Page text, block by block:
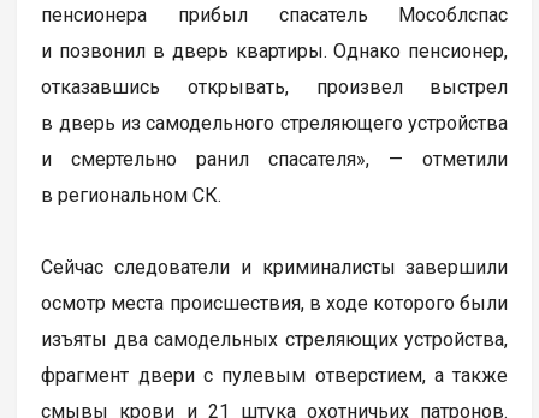
пенсионера прибыл спасатель Мособлспас
и позвонил в дверь квартиры. Однако пенсионер,
отказавшись открывать, произвел выстрел
в дверь из самодельного стреляющего устройства
и смертельно ранил спасателя», — отметили
в региональном СК.
Сейчас следователи и криминалисты завершили
осмотр места происшествия, в ходе которого были
изъяты два самодельных стреляющих устройства,
фрагмент двери с пулевым отверстием, а также
смывы крови и 21 штука охотничьих патронов.